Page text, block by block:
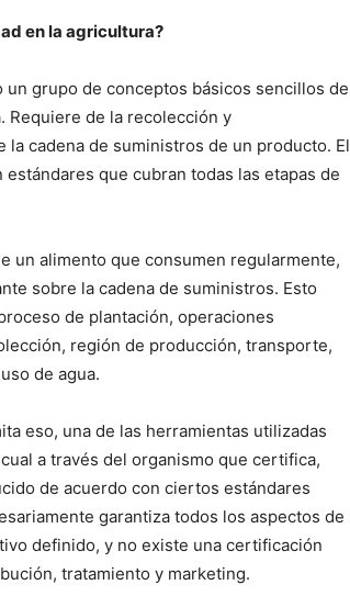
en la agricultura?
grupo de conceptos básicos sencillos de
Requiere de la recolección y
cadena de suministros de un producto. El
que cubran todas las etapas de
un alimento que consumen regularmente,
sobre la cadena de suministros. Esto
de plantación, operaciones
región de producción, transporte,
de agua.
eso, una de las herramientas utilizadas
a través del organismo que certifica,
de acuerdo con ciertos estándares
garantiza todos los aspectos de
definido, y no existe una certificación
tratamiento y marketing.